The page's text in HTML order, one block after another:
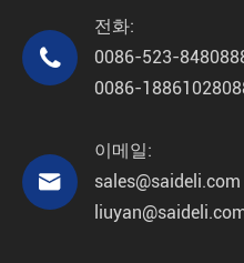

전화:
0086-523-
0086-

이메일:
sales@saideli.com